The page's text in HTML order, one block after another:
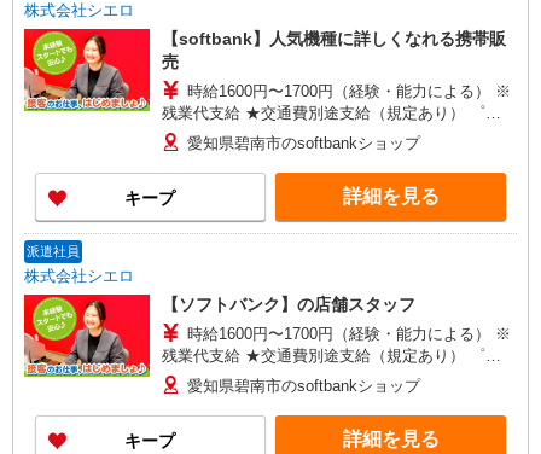
株式会社シエロ
【softbank】人気機種に詳しくなれる携帯販
売
時給1600円〜1700円（経験・能力による） ※
残業代支給 ★交通費別途支給（規定あり） ゜
+゜・。○。・゜+゜・。○。・゜+゜ 入社祝い金10
万円支給(規定有) お友達を紹介頂くと, インセンテ
ィブ支給(規定有) ★月2回払い・週払い可能（規程
有）★ ゜・。○。・゜+゜・。○。・゜+゜
愛知県碧南市のsoftbankショップ
キープ 詳細を見る
派遣社員
株式会社シエロ
【ソフトバンク】の店舗スタッフ
時給1600円〜1700円（経験・能力による） ※
残業代支給 ★交通費別途支給（規定あり） ゜
+゜・。○。・゜+゜・。○。・゜+゜ 入社祝い金10
万円支給(規定有) お友達を紹介頂くと, インセンテ
ィブ支給(規定有) ★月2回払い・週払い可能（規程
有）★ ゜・。○。・゜+゜・。○。・゜+゜
愛知県碧南市のsoftbankショップ
キープ 詳細を見る